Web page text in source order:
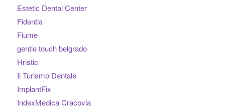
Estetic Dental Center
Fidentia
Fiume
gentle touch belgrado
Hristic
Il Turismo Dentale
ImplantFix
IndexMedica Cracovia